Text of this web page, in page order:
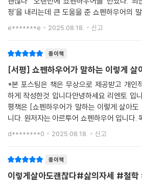
정'을 내리는데 큰 도움을 준 쇼펜하우어의
속의 한 문장이 고민을 풀어주는 중요한 키
e*******e 2025.08.18. 신고
종이책
[서평] 쇼펜하우어가 말하는 이렇게 살
*본 포스팅은 책은 무상으로 제공받고 개인
하게 작성한것 입니다안녕하세요 리엔토 입
평책은 [쇼펜하우어가 말하는 이렇게 살아도
니다. 원저자는 아르투어 쇼펜하우어 입니다.
한 철학자로 인간의 고통과 욕망, 삶의 본질
d********0 2025.08.18. 신고
종이책
이렇게살아도괜찮다#삶의자세 #철학